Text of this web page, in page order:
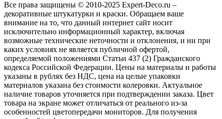
Все права защищены © 2010-2025 Expert-Deco.ru –
декоративные штукатурки и краски. Обращаем ваше
внимание на то, что данный интернет сайт носит
исключительно информационный характер, включая
возможные технические неточности и отклонения, и ни при
каких условиях не является публичной офертой,
определяемой положениями Статьи 437 (2) Гражданского
кодекса Российской Федерации. Цены на материалы и работы
указаны в рублях без НДС, цена на целые упаковки
материалов указана без стоимости колеровки. Актуальное
наличие товаров уточняется при подтверждении заказа. Цвет
товара на экране может отличаться от реального из‑за
особенностей цветопередачи мониторов. Для получения